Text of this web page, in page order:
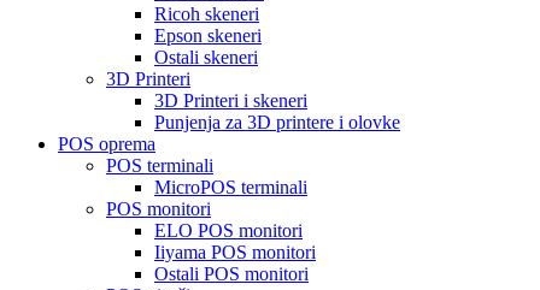
Ricoh skeneri
Epson skeneri
Ostali skeneri
3D Printeri
3D Printeri i skeneri
Punjenja za 3D printere i olovke
POS oprema
POS terminali
MicroPOS terminali
POS monitori
ELO POS monitori
Iiyama POS monitori
Ostali POS monitori